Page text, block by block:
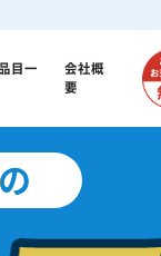
目一
会社概
要